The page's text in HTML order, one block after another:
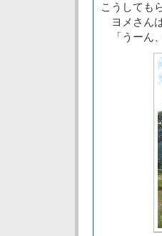
こうしても
ヨメさん
「うーん